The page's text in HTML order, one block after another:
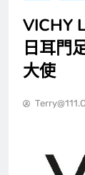
VICHY
日耳門
大使